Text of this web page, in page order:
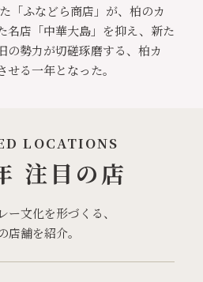
「ふなどら商店」が、柏のカ
名店「中華大島」を抑え、新た
の勢力が切磋琢磨する、柏カ
る一年となった。
LOCATIONS
注目の店
ー文化を形づくる、
店舗を紹介。